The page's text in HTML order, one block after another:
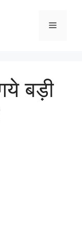
Menu
बड़ी